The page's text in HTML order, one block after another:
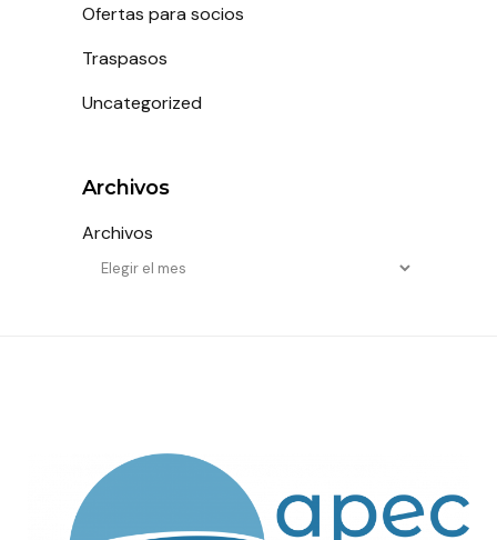
Ofertas para socios
Traspasos
Uncategorized
Archivos
Archivos